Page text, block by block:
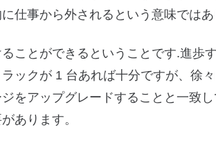
仕事から外されるという意味では
ことができるということです.進歩
ックが 1 台あれば十分ですが、徐
をアップグレードすることと一致
あります。